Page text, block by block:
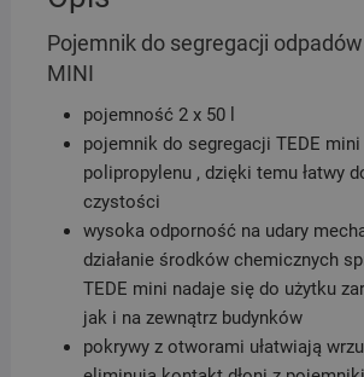
Pojemnik do segregacji
MINI
pojemność 2 x 50 l
pojemnik do segregacji TEDE mini
polipropylenu , dzięki temu łatwy
czystości
wysoka odporność na udary
działanie środków chemicznych
TEDE mini nadaje się do użytku
jak i na zewnątrz budynków
pokrywy z otworami ułatwiają